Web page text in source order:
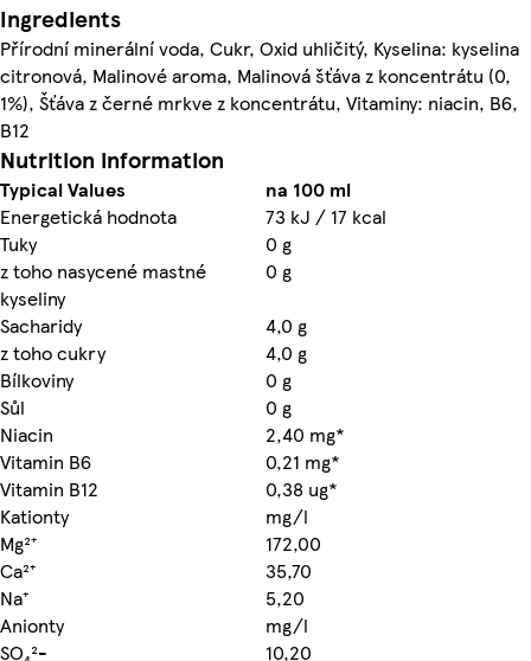
Ingredients
Přírodní minerální voda, Cukr, Oxid uhličitý, Kyselina: kyselina
citronová, Malinové aroma, Malinová šťáva z koncentrátu (0,
1%), Šťáva z černé mrkve z koncentrátu, Vitaminy: niacin, B6,
B12
Nutrition information
Typical Values
na 100 ml
Energetická hodnota
73 kJ / 17 kcal
Tuky
0 g
z toho nasycené mastné
kyseliny
0 g
Sacharidy
4,0 g
z toho cukry
4,0 g
Bílkoviny
0 g
Sůl
0 g
Niacin
2,40 mg*
Vitamin B6
0,21 mg*
Vitamin B12
0,38 ug*
Kationty
mg/l
Mg²⁺
172,00
Ca²⁺
35,70
Na⁺
5,20
Anionty
mg/l
SO₄²-
10,20